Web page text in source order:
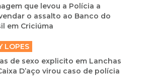
que levou a Polícia a
o assalto ao Banco do
em Criciúma
LOPES
de sexo explicito em Lanchas
D’aço virou caso de polícia